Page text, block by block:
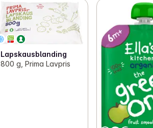
Lapskausblanding
800 g, Prima Lavpris